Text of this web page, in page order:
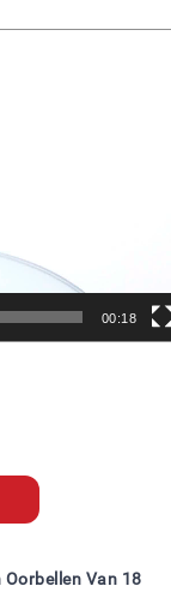
00:18
Oorbellen Van 18